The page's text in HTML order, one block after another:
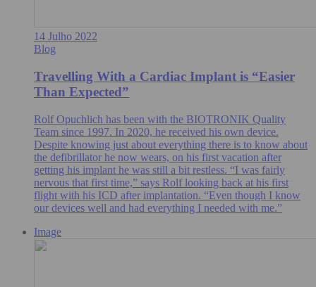
14 Julho 2022
Blog
Travelling With a Cardiac Implant is “Easier
Than Expected”
Rolf Opuchlich has been with the BIOTRONIK Quality
Team since 1997. In 2020, he received his own device.
Despite knowing just about everything there is to know about
the defibrillator he now wears, on his first vacation after
getting his implant he was still a bit restless. “I was fairly
nervous that first time,” says Rolf looking back at his first
flight with his ICD after implantation. “Even though I know
our devices well and had everything I needed with me.”
Image